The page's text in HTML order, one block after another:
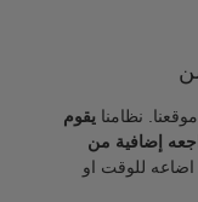
نظامنا يقوم
إضافية من
اضاعه للوقت او